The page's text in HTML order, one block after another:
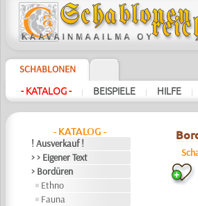
SCHABLONEN
- KATALOG - | BEISPIELE | HILFE |
- KATALOG -
! Ausverkauf !
> > Eigener Text
> Bordüren
Ethno
Fauna